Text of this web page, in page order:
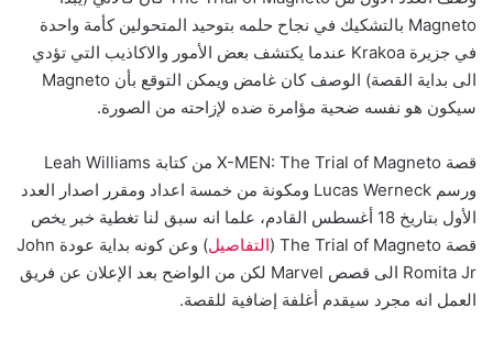
Magneto بالتشكيك في نجاح حلمه بتوحيد المتحولين كأمة واحدة
في جزيرة Krakoa عندما يكتشف بعض الأمور والاكاذيب التي تؤدي
الى بداية القصة) الوصف كان غامض ويمكن التوقع بأن Magneto
سيكون هو نفسه ضحية مؤامرة ضده لإزاحته من الصورة.
قصة X-MEN: The Trial of Magneto من كتابة Leah Williams
ورسم Lucas Werneck ومكونة من خمسة اعداد ومقرر اصدار العدد
الأول بتاريخ 18 أغسطس القادم، علما انه سبق لنا تغطية خبر يخص
قصة The Trial of Magneto (
التفاصيل
) وعن كونه بداية عودة John
Romita Jr الى قصص Marvel لكن من الواضح بعد الإعلان عن فريق
العمل انه مجرد سيقدم أغلفة إضافية للقصة.